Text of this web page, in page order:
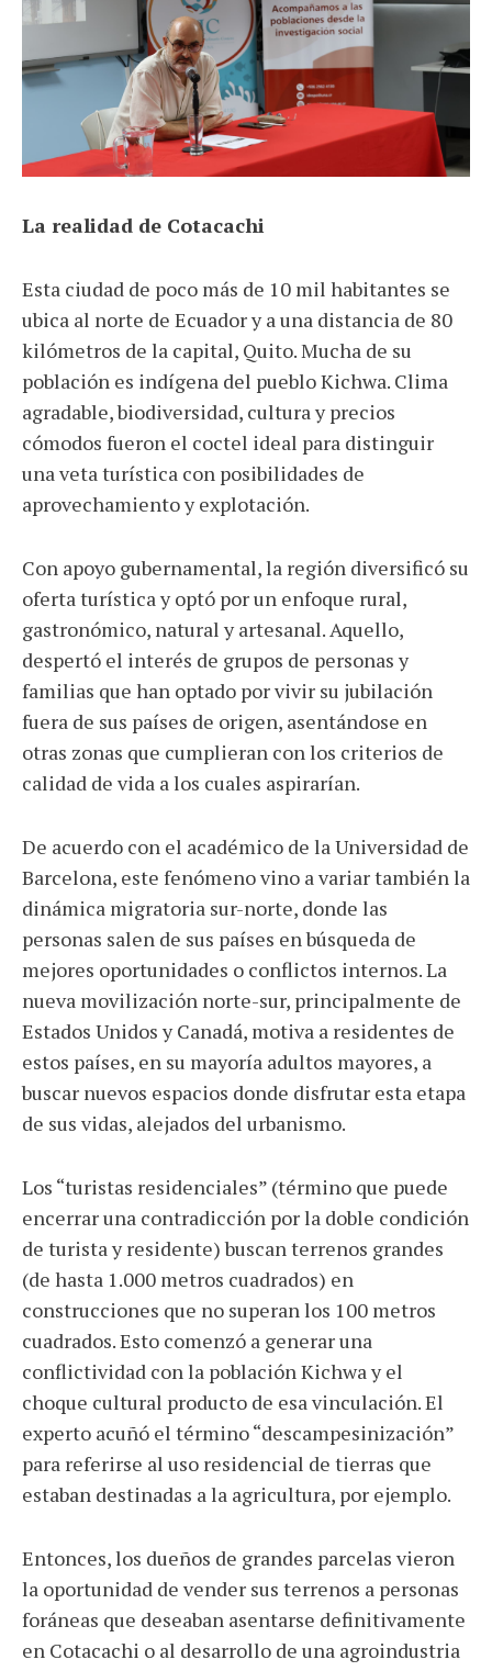
La realidad de Cotacachi
Esta ciudad de poco más de 10 mil habitantes se
ubica al norte de Ecuador y a una distancia de 80
kilómetros de la capital, Quito. Mucha de su
población es indígena del pueblo Kichwa. Clima
agradable, biodiversidad, cultura y precios
cómodos fueron el coctel ideal para distinguir
una veta turística con posibilidades de
aprovechamiento y explotación.
Con apoyo gubernamental, la región diversificó su
oferta turística y optó por un enfoque rural,
gastronómico, natural y artesanal. Aquello,
despertó el interés de grupos de personas y
familias que han optado por vivir su jubilación
fuera de sus países de origen, asentándose en
otras zonas que cumplieran con los criterios de
calidad de vida a los cuales aspirarían.
De acuerdo con el académico de la Universidad de
Barcelona, este fenómeno vino a variar también la
dinámica migratoria sur-norte, donde las
personas salen de sus países en búsqueda de
mejores oportunidades o conflictos internos. La
nueva movilización norte-sur, principalmente de
Estados Unidos y Canadá, motiva a residentes de
estos países, en su mayoría adultos mayores, a
buscar nuevos espacios donde disfrutar esta etapa
de sus vidas, alejados del urbanismo.
Los “turistas residenciales” (término que puede
encerrar una contradicción por la doble condición
de turista y residente) buscan terrenos grandes
(de hasta 1.000 metros cuadrados) en
construcciones que no superan los 100 metros
cuadrados. Esto comenzó a generar una
conflictividad con la población Kichwa y el
choque cultural producto de esa vinculación. El
experto acuñó el término “descampesinización”
para referirse al uso residencial de tierras que
estaban destinadas a la agricultura, por ejemplo.
Entonces, los dueños de grandes parcelas vieron
la oportunidad de vender sus terrenos a personas
foráneas que deseaban asentarse definitivamente
en Cotacachi o al desarrollo de una agroindustria